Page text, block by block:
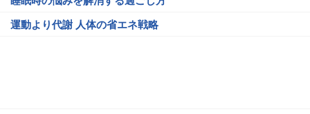
運動より代謝 人体の省エネ戦略